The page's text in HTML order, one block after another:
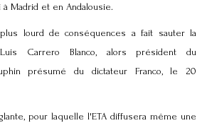
Madrid et en Andalousie.
lourd de conséquences a fait sauter la
Carrero Blanco, alors président du
présumé du dictateur Franco, le 20
pour laquelle l'ETA diffusera même une